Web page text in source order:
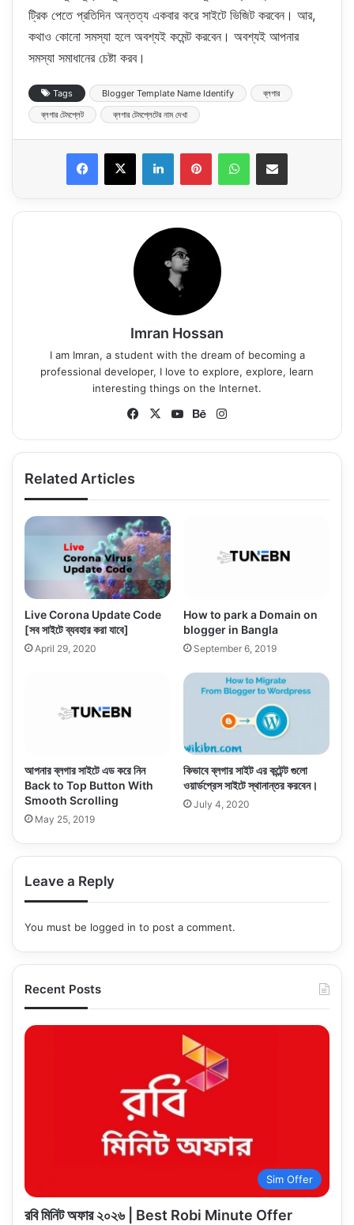
ট্রিক পেতে প্রতিদিন অন্তত্য একবার করে সাইটে ভিজিট করবেন। আর,
কথাও কোনো সমস্যা হলে অবশ্যই কমেন্ট করবেন। অবশ্যই আপনার
সমস্যা সমাধানের চেষ্টা করব।
Tags Blogger Template Name Identify
ব্লগার
ব্লগার টেমপ্লেট
ব্লগার টেমপ্লেটের নাম দেখা
Imran Hossan
I am Imran, a student with the dream of becoming a
professional developer, I love to explore, explore, learn
interesting things on the Internet.
Fa
bo
X
Yo
ub
Be
nc
ra
Related Articles
Live Corona Update Code
[সব সাইটে ব্যবহার করা যাবে]
April 29, 2020
How to park a Domain on
blogger in Bangla
September 6, 2019
আপনার ব্লগার সাইটে এড করে নিন
Back to Top Button With
Smooth Scrolling
May 25, 2019
কিভাবে ব্লগার সাইট এর কন্টেন্ট গুলো
ওয়ার্ডপ্রেস সাইটে স্থানান্তর করবেন।
July 4, 2020
Leave a Reply
You must be logged in to post a comment.
Recent Posts
Sim Offer
রবি মিনিট অফার ২০২৬ | Best Robi Minute Offer